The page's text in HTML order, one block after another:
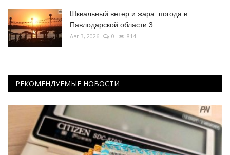
Шквальный ветер и жара: погода в
Павлодарской области 3...
Авг 3, 2026 0 814
РЕКОМЕНДУЕМЫЕ НОВОСТИ